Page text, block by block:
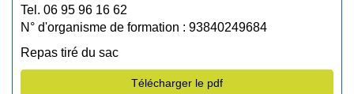
Tel. 06 95 96 16 62
N° d'organisme de formation : 93840249684
Repas tiré du sac
Télécharger le pdf